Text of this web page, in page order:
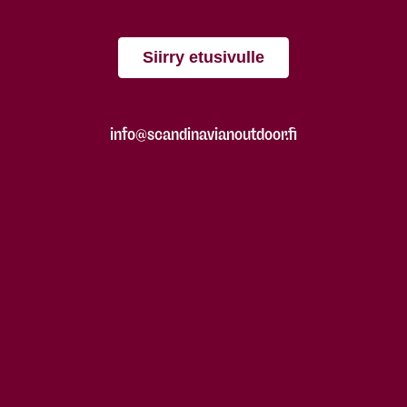
Siirry etusivulle
info@scandinavianoutdoor.fi